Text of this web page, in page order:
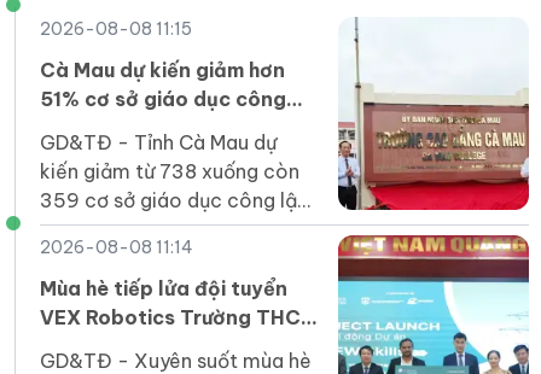
2026-08-08 11:15
Cà Mau dự kiến giảm hơn
51% cơ sở giáo dục công
lập sau sắp xếp
GD&TĐ - Tỉnh Cà Mau dự
kiến giảm từ 738 xuống còn
359 cơ sở giáo dục công lập
(giảm 379 đầu mối) trước
năm học mới; tỷ lệ giảm trên
51%.
2026-08-08 11:14
Mùa hè tiếp lửa đội tuyển
VEX Robotics Trường THCS
và THPT Đinh Thiện Lý
GD&TĐ - ​​Xuyên suốt mùa hè